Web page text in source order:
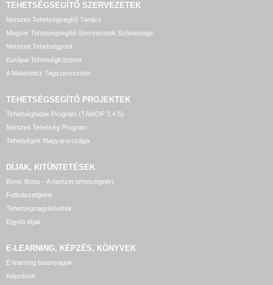
TEHETSÉGSEGÍTŐ SZERVEZETEK
Nemzeti Tehetségsegítő Tanács
Magyar Tehetségsegítő Szervezetek Szövetsége
Nemzeti Tehetségpont
Európai Tehetségközpont
A Matehetsz Tagszervezetei
TEHETSÉGSEGÍTŐ PROJEKTEK
Tehetséghidak Program (TÁMOP 3.4.5)
Nemzeti Tehetség Program
Tehetségek Magyarországa
DÍJAK, KITÜNTETÉSEK
Bonis Bona – A nemzet tehetségeiért
Felfedezettjeink
Tehetségnagykövetek
Egyéb díjak
E-LEARNING, KÉPZÉS, KÖNYVEK
E-learning tananyagok
Képzések